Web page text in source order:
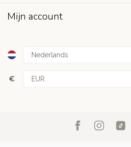
Mijn account
€